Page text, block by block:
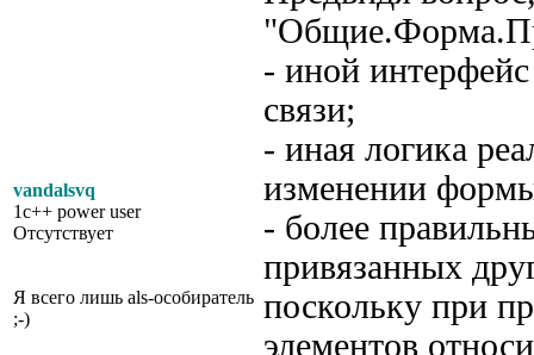
vandalsvq
1c++ power user
Отсутствует
Я всего лишь als-особиратель
;-)
- иной
связи;
- иная логика
изменении
- более
привязанных
поскольку при
элементов